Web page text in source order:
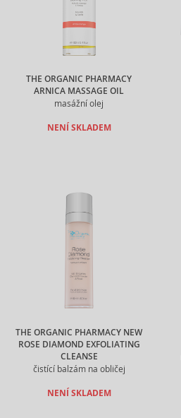
THE ORGANIC PHARMACY
ARNICA MASSAGE OIL
masážní olej
NENÍ SKLADEM
THE ORGANIC PHARMACY NEW
ROSE DIAMOND EXFOLIATING
CLEANSE
čistící balzám na obličej
NENÍ SKLADEM